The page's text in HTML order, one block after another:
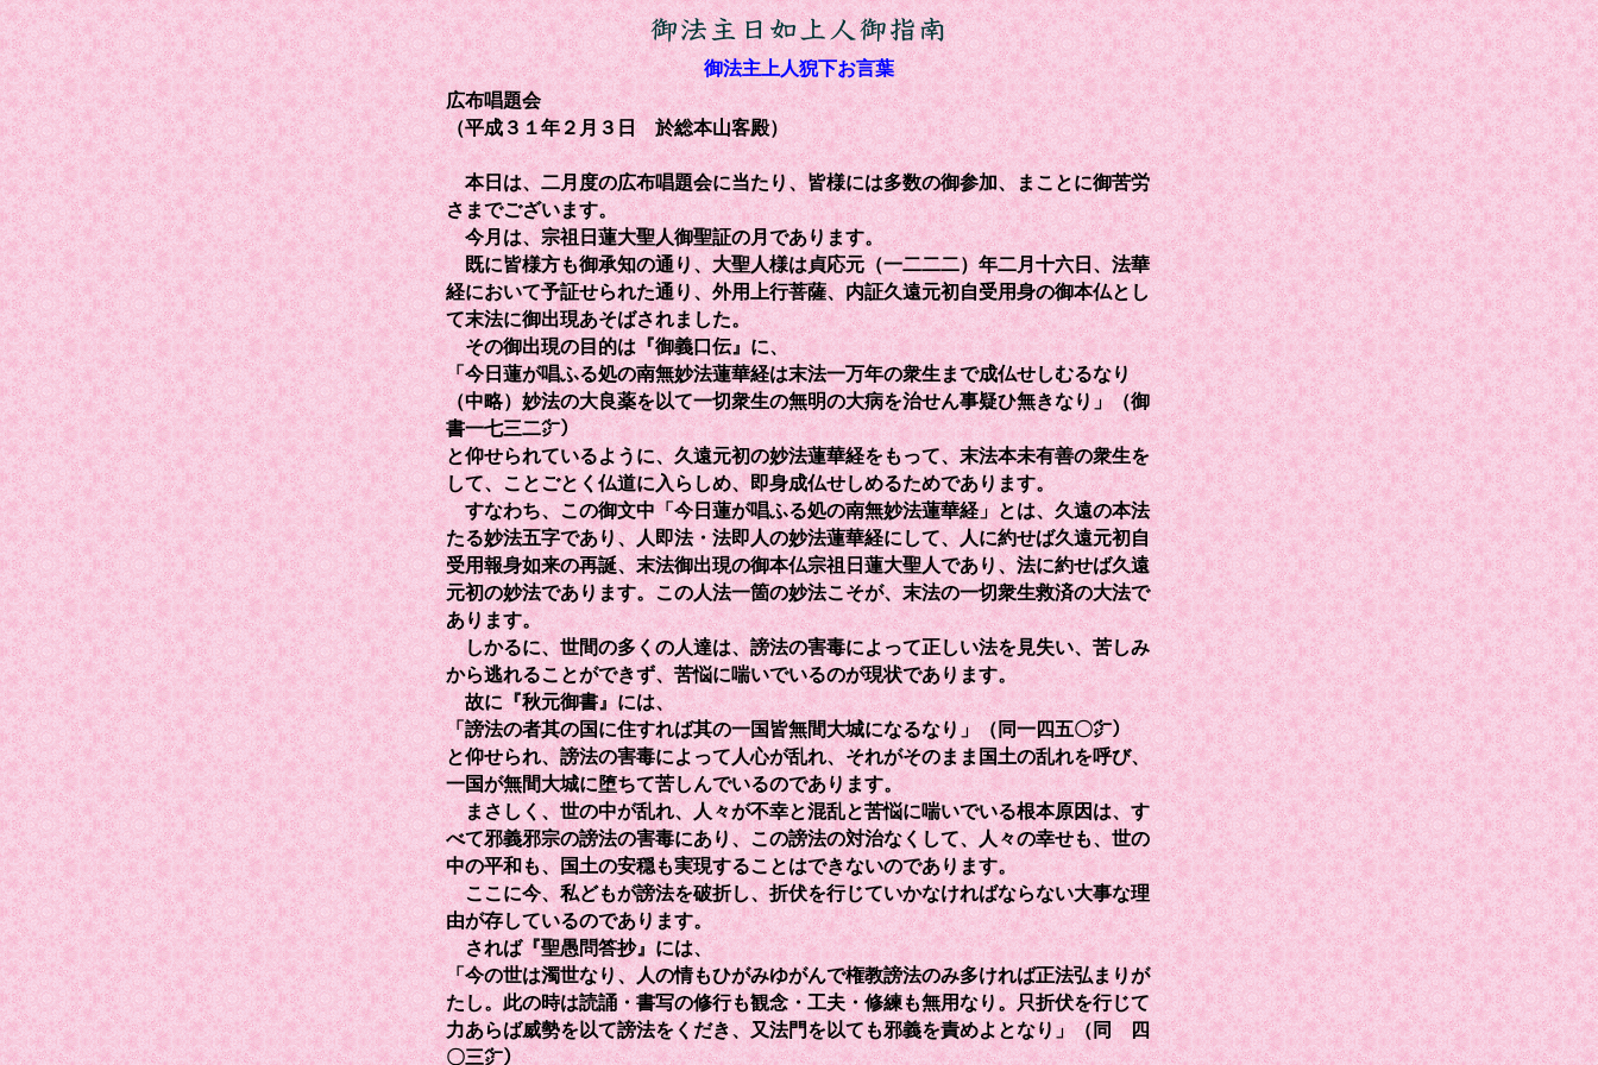
御法主上人猊下お言葉
広布唱題会
（平成３１年２月３日 於総本山客殿）
本日は、二月度の広布唱題会に当たり、皆様には多数の御参加、まことに御苦労
さまでございます。
今月は、宗祖日蓮大聖人御聖証の月であります。
既に皆様方も御承知の通り、大聖人様は貞応元（一二二二）年二月十六日、法華
経において予証せられた通り、外用上行菩薩、内証久遠元初自受用身の御本仏とし
て末法に御出現あそばされました。
その御出現の目的は『御義口伝』に、
「今日蓮が唱ふる処の南無妙法蓮華経は末法一万年の衆生まで成仏せしむるなり
（中略）妙法の大良薬を以て一切衆生の無明の大病を治せん事疑ひ無きなり」（御
書一七三二㌻）
と仰せられているように、久遠元初の妙法蓮華経をもって、末法本未有善の衆生を
して、ことごとく仏道に入らしめ、即身成仏せしめるためであります。
すなわち、この御文中「今日蓮が唱ふる処の南無妙法蓮華経」とは、久遠の本法
たる妙法五字であり、人即法・法即人の妙法蓮華経にして、人に約せば久遠元初自
受用報身如来の再誕、末法御出現の御本仏宗祖日蓮大聖人であり、法に約せば久遠
元初の妙法であります。この人法一箇の妙法こそが、末法の一切衆生救済の大法で
あります。
しかるに、世間の多くの人達は、謗法の害毒によって正しい法を見失い、苦しみ
から逃れることができず、苦悩に喘いでいるのが現状であります。
故に『秋元御書』には、
「謗法の者其の国に住すれば其の一国皆無間大城になるなり」（同一四五〇㌻）
と仰せられ、謗法の害毒によって人心が乱れ、それがそのまま国土の乱れを呼び、
一国が無間大城に堕ちて苦しんでいるのであります。
まさしく、世の中が乱れ、人々が不幸と混乱と苦悩に喘いでいる根本原因は、す
べて邪義邪宗の謗法の害毒にあり、この謗法の対治なくして、人々の幸せも、世の
中の平和も、国土の安穏も実現することはできないのであります。
ここに今、私どもが謗法を破折し、折伏を行じていかなければならない大事な理
由が存しているのであります。
されば『聖愚問答抄』には、
「今の世は濁世なり、人の情もひがみゆがんで権教謗法のみ多ければ正法弘まりが
たし。此の時は読誦・書写の修行も観念・工夫・修練も無用なり。只折伏を行じて
力あらば威勢を以て謗法をくだき、又法門を以ても邪義を責めよとなり」（同 四
〇三㌻）